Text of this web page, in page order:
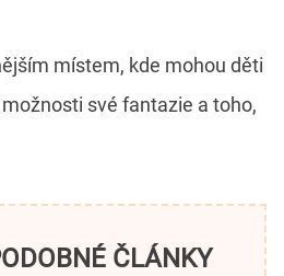
místem, kde mohou děti
své fantazie a toho,
ČLÁNKY